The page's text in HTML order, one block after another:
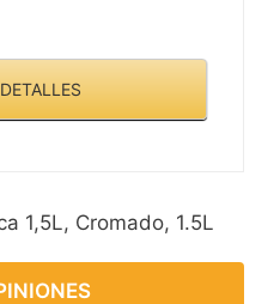
1,5L, Cromado, 1.5L